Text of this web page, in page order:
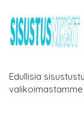
Edullisia